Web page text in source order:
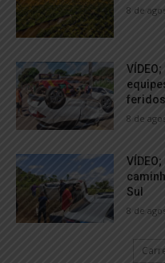
8 de
8 de
Sul
8 de